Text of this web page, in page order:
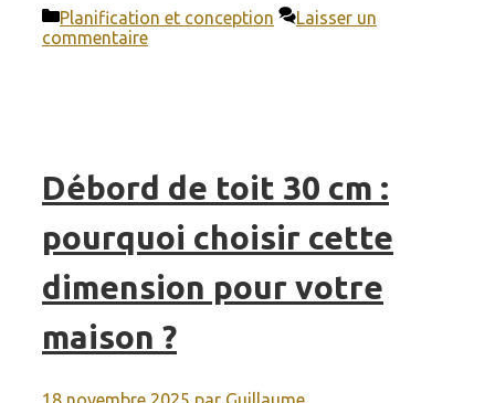
Catégories
Planification et conception
Laisser un
commentaire
Débord de toit 30 cm :
pourquoi choisir cette
dimension pour votre
maison ?